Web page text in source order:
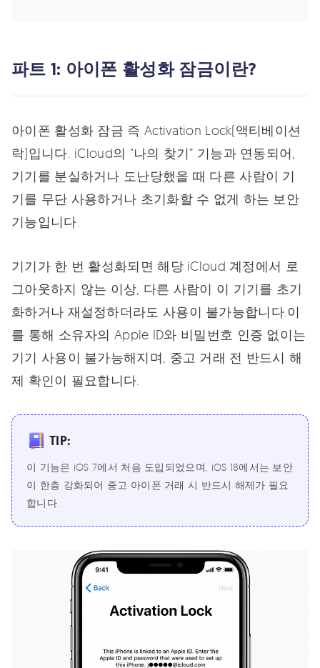
파트 1: 아이폰 활성화 잠금이란?
아이폰 활성화 잠금 즉 Activation Lock(액티베이션
락)입니다. iCloud의 "나의 찾기” 기능과 연동되어,
기기를 분실하거나 도난당했을 때 다른 사람이 기
기를 무단 사용하거나 초기화할 수 없게 하는 보안
기능입니다.
기기가 한 번 활성화되면 해당 iCloud 계정에서 로
그아웃하지 않는 이상, 다른 사람이 이 기기를 초기
화하거나 재설정하더라도 사용이 불가능합니다.이
를 통해 소유자의 Apple ID와 비밀번호 인증 없이는
기기 사용이 불가능해지며, 중고 거래 전 반드시 해
제 확인이 필요합니다.
TIP:
이 기능은 iOS 7에서 처음 도입되었으며, iOS 18에서는 보안
이 한층 강화되어 중고 아이폰 거래 시 반드시 해제가 필요
합니다.